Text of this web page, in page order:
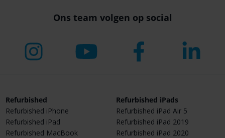
Ons team volgen op social
Refurbished
Refurbished iPhone
Refurbished iPad
Refurbished MacBook
Refurbished iPads
Refurbished iPad Air 5
Refurbished iPad 2019
Refurbished iPad 2020